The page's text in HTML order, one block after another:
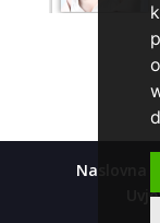
TEHNIKE:
Naslovna